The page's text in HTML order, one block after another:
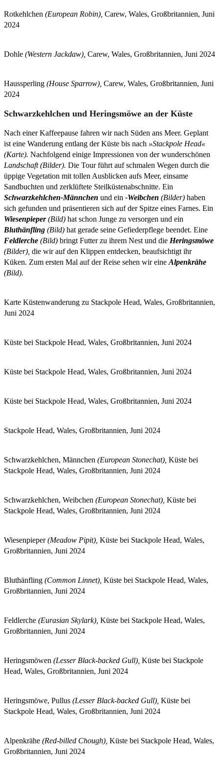
Rotkehlchen (European Robin), Carew, Wales, Großbritannien, Juni
2024
Dohle (Western Jackdaw), Carew, Wales, Großbritannien, Juni 2024
Haussperling (House Sparrow), Carew, Wales, Großbritannien, Juni
2024
Schwarzkehlchen und Heringsmöwe an der Küste
Nach einer Kaffeepause fahren wir nach Süden ans Meer. Geplant
ist eine Wanderung entlang der Küste bis nach »Stackpole Head«
(Karte). Nachfolgend einige Impressionen von der wunderschönen
Landschaft (Bilder). Die Tour führt auf schmalen Wegen durch die
üppige Vegetation mit tollen Ausblicken aufs Meer, einsame
Sandbuchten und zerklüftete Steilküstenabschnitte. Ein
Schwarzkehlchen-Männchen und ein -Weibchen (Bilder) haben
sich gefunden und präsentieren sich auf der Spitze eines Farnes. Ein
Wiesenpieper(Bild) hat schon Junge zu versorgen und ein
Bluthänfling (Bild) hat gerade seine Gefiederpflege beendet. Eine
Feldlerche (Bild) bringt Futter zu ihrem Nest und die Heringsmöwe
(Bilder), die wir auf den Klippen entdecken, beaufsichtigt ihr
Küken. Zum ersten Mal auf der Reise sehen wir eine Alpenkrähe
(Bild).
Karte Küstenwanderung zu Stackpole Head, Wales, Großbritannien,
Juni 2024
Küste bei Stackpole Head, Wales, Großbritannien, Juni 2024
Küste bei Stackpole Head, Wales, Großbritannien, Juni 2024
Küste bei Stackpole Head, Wales, Großbritannien, Juni 2024
Stackpole Head, Wales, Großbritannien, Juni 2024
Schwarzkehlchen, Männchen (European Stonechat), Küste bei
Stackpole Head, Wales, Großbritannien, Juni 2024
Schwarzkehlchen, Weibchen (European Stonechat), Küste bei
Stackpole Head, Wales, Großbritannien, Juni 2024
Wiesenpieper(Meadow Pipit), Küste bei Stackpole Head, Wales,
Großbritannien, Juni 2024
Bluthänfling (Common Linnet), Küste bei Stackpole Head, Wales,
Großbritannien, Juni 2024
Feldlerche (Eurasian Skylark), Küste bei Stackpole Head, Wales,
Großbritannien, Juni 2024
Heringsmöwen (Lesser Black-backed Gull), Küste bei Stackpole
Head, Wales, Großbritannien, Juni 2024
Heringsmöwe, Pullus (Lesser Black-backed Gull), Küste bei
Stackpole Head, Wales, Großbritannien, Juni 2024
Alpenkrähe (Red-billed Chough), Küste bei Stackpole Head, Wales,
Großbritannien, Juni 2024